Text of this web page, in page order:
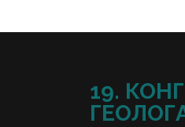
19.